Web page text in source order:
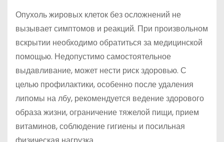
Опухоль жировых клеток без осложнений не
вызывает симптомов и реакций. При произвольном
вскрытии необходимо обратиться за медицинской
помощью. Недопустимо самостоятельное
выдавливание, может нести риск здоровью. С
целью профилактики, особенно после удаления
липомы на лбу, рекомендуется ведение здорового
образа жизни, ограничение тяжелой пищи, прием
витаминов, соблюдение гигиены и посильная